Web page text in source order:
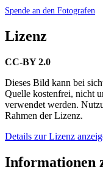
Spende an den Fotografen
Lizenz
CC-BY 2.0
Dieses Bild kann bei
Quelle kostenfrei, nicht
verwendet werden.
Rahmen der Lizenz.
Details zur Lizenz
Informationen